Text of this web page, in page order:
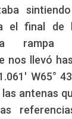
el final de
rampa
nos llevó
W65°
antenas